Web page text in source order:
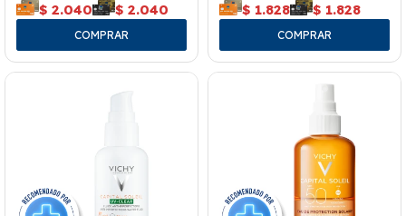
$ 2.040 $ 2.040 $ 1.828 $ 1.828